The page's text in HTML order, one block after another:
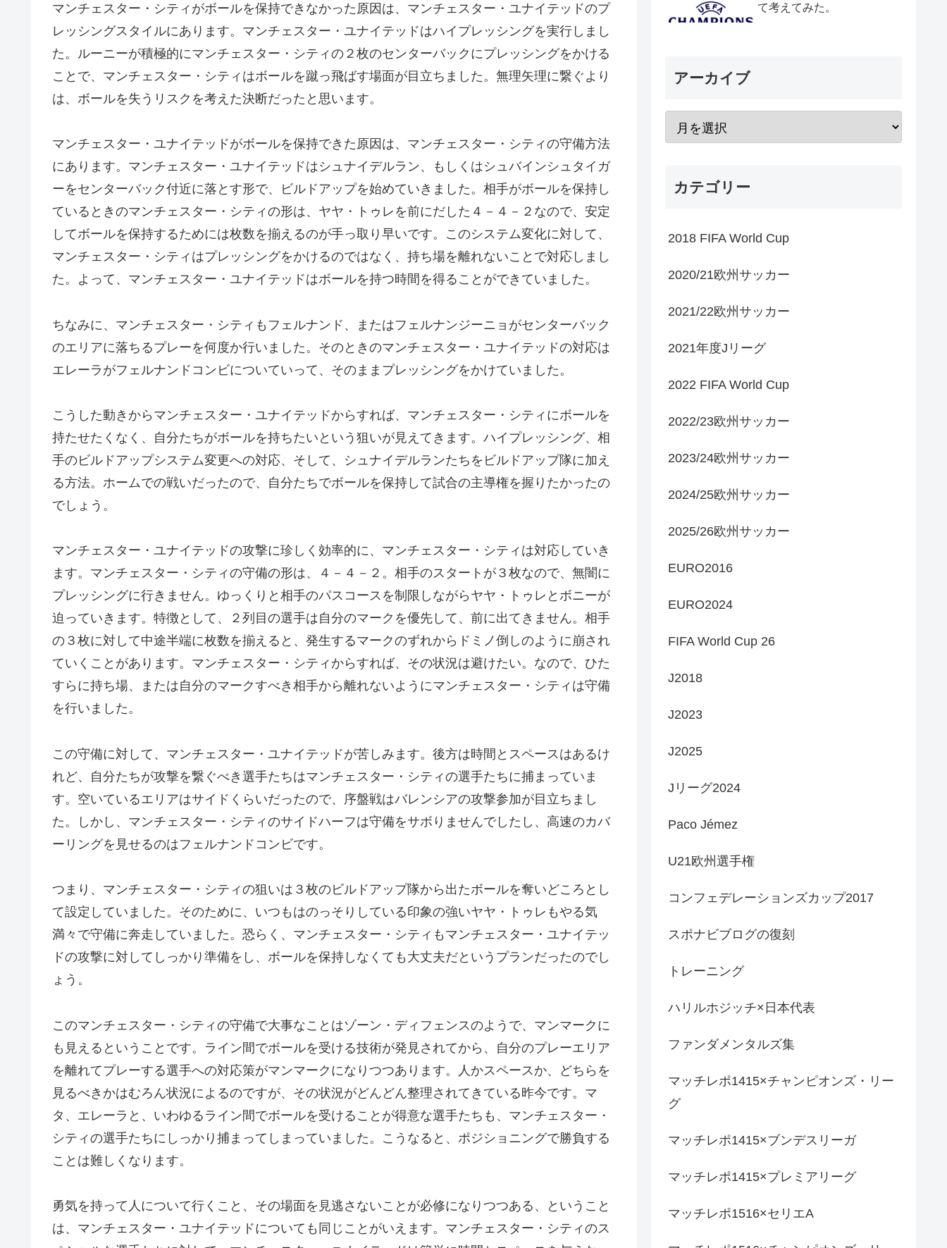
マンチェスター・シティがボールを保持できなかった原因は、マンチェスター・ユナイテッドのプ
レッシングスタイルにあります。マンチェスター・ユナイテッドはハイプレッシングを実行しまし
た。ルーニーが積極的にマンチェスター・シティの２枚のセンターバックにプレッシングをかける
ことで、マンチェスター・シティはボールを蹴っ飛ばす場面が目立ちました。無理矢理に繋ぐより
は、ボールを失うリスクを考えた決断だったと思います。
マンチェスター・ユナイテッドがボールを保持できた原因は、マンチェスター・シティの守備方法
にあります。マンチェスター・ユナイテッドはシュナイデルラン、もしくはシュバインシュタイガ
ーをセンターバック付近に落とす形で、ビルドアップを始めていきました。相手がボールを保持し
ているときのマンチェスター・シティの形は、ヤヤ・トゥレを前にだした４－４－２なので、安定
してボールを保持するためには枚数を揃えるのが手っ取り早いです。このシステム変化に対して、
マンチェスター・シティはプレッシングをかけるのではなく、持ち場を離れないことで対応しまし
た。よって、マンチェスター・ユナイテッドはボールを持つ時間を得ることができていました。
ちなみに、マンチェスター・シティもフェルナンド、またはフェルナンジーニョがセンターバック
のエリアに落ちるプレーを何度か行いました。そのときのマンチェスター・ユナイテッドの対応は
エレーラがフェルナンドコンビについていって、そのままプレッシングをかけていました。
こうした動きからマンチェスター・ユナイテッドからすれば、マンチェスター・シティにボールを
持たせたくなく、自分たちがボールを持ちたいという狙いが見えてきます。ハイプレッシング、相
手のビルドアップシステム変更への対応、そして、シュナイデルランたちをビルドアップ隊に加え
る方法。ホームでの戦いだったので、自分たちでボールを保持して試合の主導権を握りたかったの
でしょう。
マンチェスター・ユナイテッドの攻撃に珍しく効率的に、マンチェスター・シティは対応していき
ます。マンチェスター・シティの守備の形は、４－４－２。相手のスタートが３枚なので、無闇に
プレッシングに行きません。ゆっくりと相手のパスコースを制限しながらヤヤ・トゥレとボニーが
迫っていきます。特徴として、２列目の選手は自分のマークを優先して、前に出てきません。相手
の３枚に対して中途半端に枚数を揃えると、発生するマークのずれからドミノ倒しのように崩され
ていくことがあります。マンチェスター・シティからすれば、その状況は避けたい。なので、ひた
すらに持ち場、または自分のマークすべき相手から離れないようにマンチェスター・シティは守備
を行いました。
この守備に対して、マンチェスター・ユナイテッドが苦しみます。後方は時間とスペースはあるけ
れど、自分たちが攻撃を繋ぐべき選手たちはマンチェスター・シティの選手たちに捕まっていま
す。空いているエリアはサイドくらいだったので、序盤戦はバレンシアの攻撃参加が目立ちまし
た。しかし、マンチェスター・シティのサイドハーフは守備をサボりませんでしたし、高速のカバ
ーリングを見せるのはフェルナンドコンビです。
つまり、マンチェスター・シティの狙いは３枚のビルドアップ隊から出たボールを奪いどころとし
て設定していました。そのために、いつもはのっそりしている印象の強いヤヤ・トゥレもやる気
満々で守備に奔走していました。恐らく、マンチェスター・シティもマンチェスター・ユナイテッ
ドの攻撃に対してしっかり準備をし、ボールを保持しなくても大丈夫だというプランだったのでし
ょう。
このマンチェスター・シティの守備で大事なことはゾーン・ディフェンスのようで、マンマークに
も見えるということです。ライン間でボールを受ける技術が発見されてから、自分のプレーエリア
を離れてプレーする選手への対応策がマンマークになりつつあります。人かスペースか、どちらを
見るべきかはむろん状況によるのですが、その状況がどんどん整理されてきている昨今です。マ
タ、エレーラと、いわゆるライン間でボールを受けることが得意な選手たちも、マンチェスター・
シティの選手たちにしっかり捕まってしまっていました。こうなると、ポジショニングで勝負する
ことは難しくなります。
勇気を持って人について行くこと、その場面を見逃さないことが必修になりつつある、ということ
は、マンチェスター・ユナイテッドについても同じことがいえます。マンチェスター・シティのス
て考えてみた。
アーカイブ
カテゴリー
2018 FIFA World Cup
2020/21欧州サッカー
2021/22欧州サッカー
2021年度Jリーグ
2022 FIFA World Cup
2022/23欧州サッカー
2023/24欧州サッカー
2024/25欧州サッカー
2025/26欧州サッカー
EURO2016
EURO2024
FIFA World Cup 26
J2018
J2023
J2025
Jリーグ2024
Paco Jémez
U21欧州選手権
コンフェデレーションズカップ2017
スポナビブログの復刻
トレーニング
ハリルホジッチ×日本代表
ファンダメンタルズ集
マッチレポ1415×チャンピオンズ・リー
グ
マッチレポ1415×ブンデスリーガ
マッチレポ1415×プレミアリーグ
マッチレポ1516×セリエA